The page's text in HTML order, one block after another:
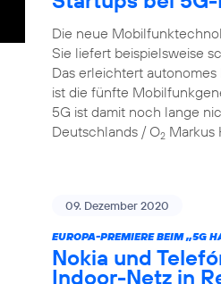
Die neue
Sie liefert beispielsweise
Das erleichtert
ist die fünfte
5G ist damit noch lange
Deutschlands / O2 Markus
09. Dezember 2020
EUROPA-PREMIERE BEIM „5G
Nokia und
Indoor-Netz in